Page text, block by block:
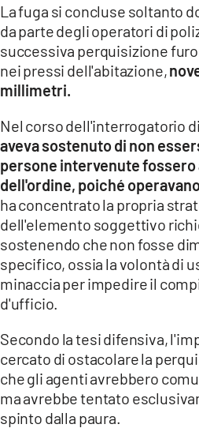
La fuga si concluse soltanto
da parte degli operatori di
successiva perquisizione
nei pressi dell'abitazione,
millimetri.
Nel corso dell'interrogatorio
aveva sostenuto di non
persone intervenute
dell'ordine, poiché
ha concentrato la propria
dell'elemento soggettivo
sostenendo che non fosse
specifico, ossia la volontà di
minaccia per impedire il
d'ufficio.
Secondo la tesi difensiva,
cercato di ostacolare la
che gli agenti avrebbero
ma avrebbe tentato
spinto dalla paura.